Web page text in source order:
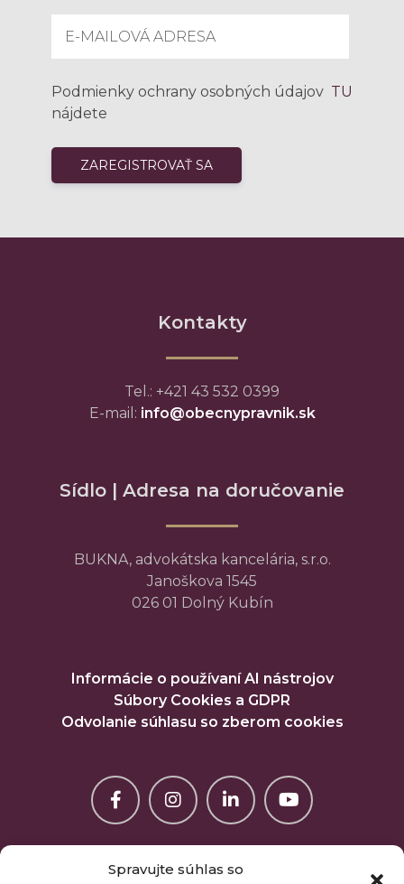
Spravujte súhlas so
Podmienky ochrany osobných údajov
nájdete
TU
Kontakty
Tel.: +421 43 532 0399
E-mail: info@obecnypravnik.sk
Sídlo | Adresa na doručovanie
BUKNA, advokátska kancelária, s.r.o.
Janoškova 1545
026 01 Dolný Kubín
Informácie o používaní AI nástrojov
Súbory Cookies a GDPR
Odvolanie súhlasu so zberom cookies